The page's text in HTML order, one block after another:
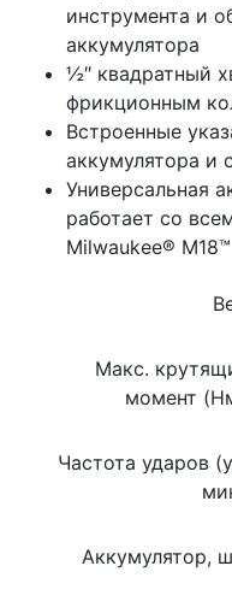
инструмента и
аккумулятора
½″ квадратный
фрикционным
Встроенные
аккумулятора и
Универсальная
работает со
Milwaukee® M18™
Макс.
момент
Частота ударов
Аккумулятор,